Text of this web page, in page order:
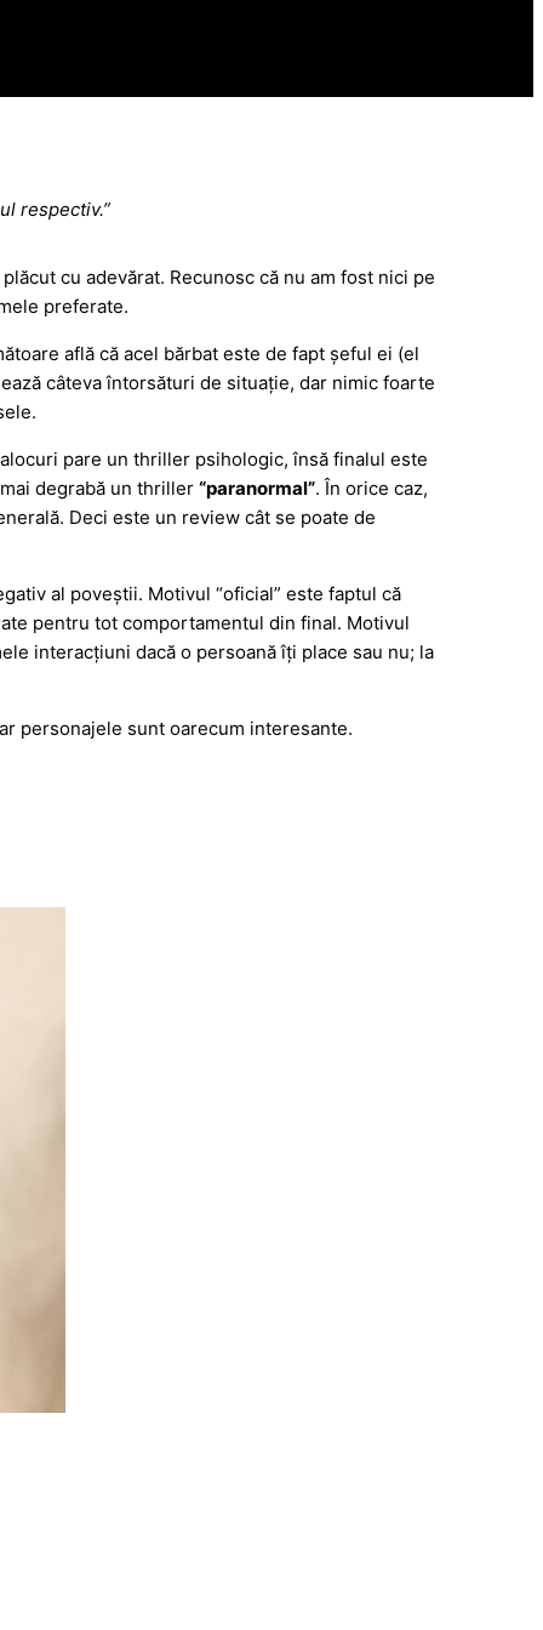
respectiv.”
cu adevărat. Recunosc că nu am fost nici pe
preferate.
află că acel bărbat este de fapt șeful ei (el
câteva întorsături de situație, dar nimic foarte
pare un thriller psihologic, însă finalul este
degrabă un thriller“paranormal”. În orice caz,
Deci este un review cât se poate de
al poveștii. Motivul “oficial” este faptul că
pentru tot comportamentul din final. Motivul
interacțiuni dacă o persoană îți place sau nu; la
personajele sunt oarecum interesante.